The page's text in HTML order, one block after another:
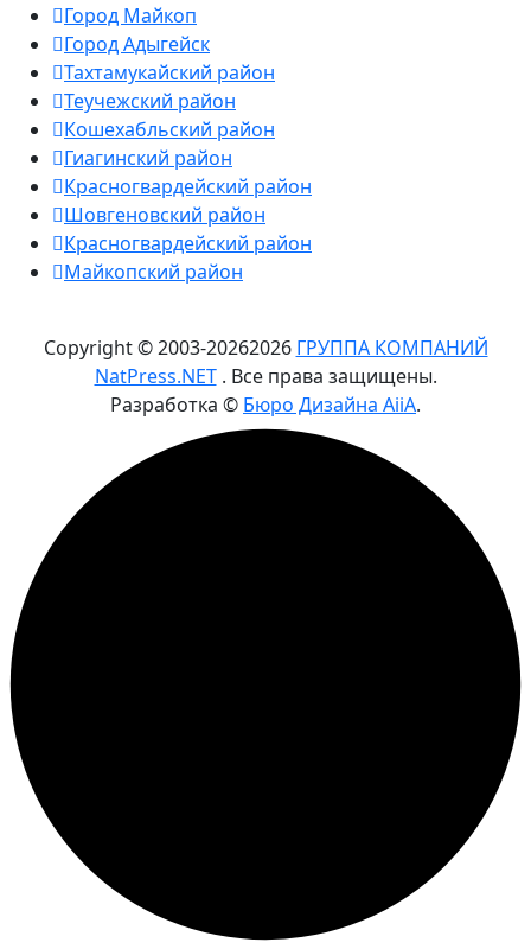
Город Майкоп
Город Адыгейск
Тахтамукайский район
Теучежский район
Кошехабльский район
Гиагинский район
Красногвардейский район
Шовгеновский район
Красногвардейский район
Майкопский район
Copyright © 2003-20262026 ГРУППА КОМПАНИЙ
NatPress.NET. Все права защищены.
Разработка © Бюро Дизайна AiiA.